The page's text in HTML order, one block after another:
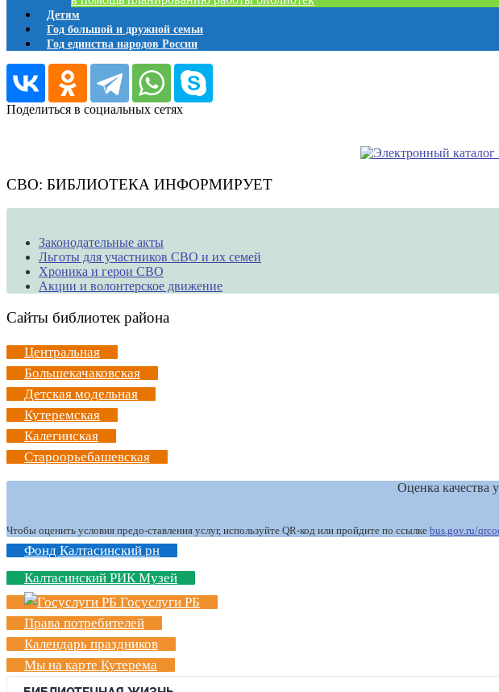
Детям
Год большой и дружной семьи
Год единства народов России
Поделиться в социальных сетях
СВО: БИБЛИОТЕКА ИНФОРМИРУЕТ
Законодательные акты
Льготы для участников СВО и их семей
Хроника и герои СВО
Акции и волонтерское движение
Сайты библиотек района
Центральная
Большекачаковская
Детская модельная
Кутеремская
Калегинская
Староорьебашевская
Оценка качества
Чтобы оценить условия предо-ставления услуг, используйте QR-код или пройдите по ссылке bus.gov.ru/
Фонд Калтасинский рн
Калтасинский РИК Музей
Госуслуги РБ
Права потребителей
Календарь праздников
Мы на карте Кутерема